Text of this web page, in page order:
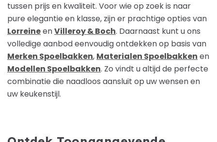
tussen prijs en kwaliteit. Voor wie op zoek is naar
pure elegantie en klasse, zijn er prachtige opties van
LorreineenVilleroy & Boch. Daarnaast kunt u ons
volledige aanbod eenvoudig ontdekken op basis van
Merken Spoelbakken, Materialen Spoelbakken en
Modellen Spoelbakken. Zo vindt u altijd de perfecte
combinatie die naadloos aansluit op uw wensen en
uw keukenstijl.